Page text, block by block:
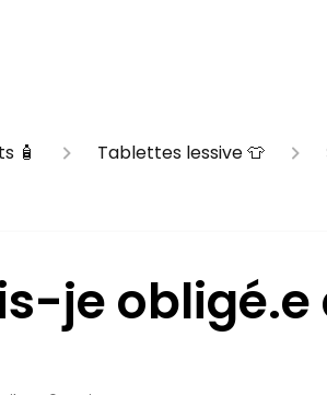
🧴 Tablettes lessive 👕
je obligé.e